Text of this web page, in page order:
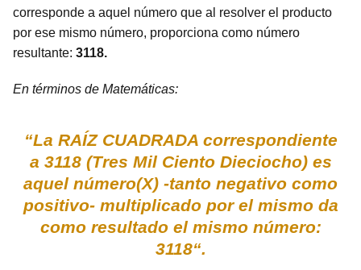
corresponde a aquel número que al resolver el producto
por ese mismo número, proporciona como número
resultante: 3118.
En términos de Matemáticas:
“La RAÍZ CUADRADA correspondiente
a 3118 (Tres Mil Ciento Dieciocho) es
aquel número(X) -tanto negativo como
positivo- multiplicado por el mismo da
como resultado el mismo número:
3118“.